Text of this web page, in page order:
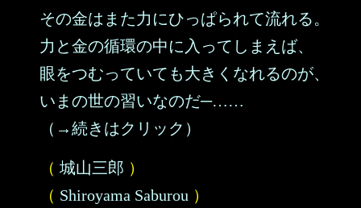
その金はまた力にひっぱられて流れる。
力と金の循環の中に入ってしまえば、
眼をつむっていても大きくなれるのが、
いまの世の習いなのだ─……
（→続きはクリック）
（ 城山三郎 ）
（ Shiroyama Saburou ）